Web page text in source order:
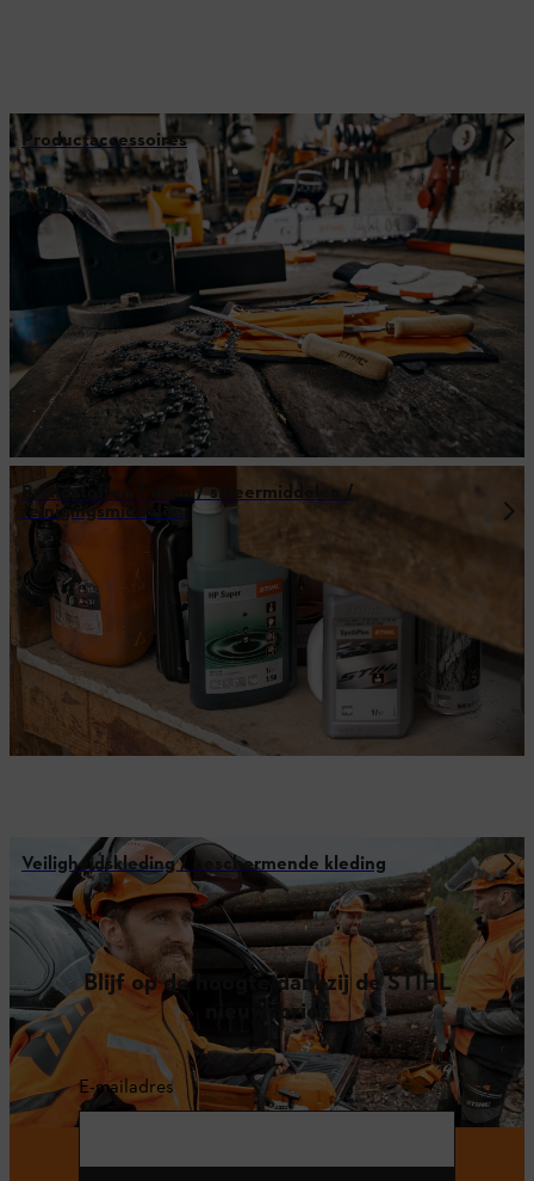
Productaccessoires
Brandstoffen / oliën / smeermiddelen /
reinigingsmiddelen
Veiligheidskleding / beschermende kleding
Blijf op de hoogte dankzij de STIHL
nieuwsbrief
E-mailadres